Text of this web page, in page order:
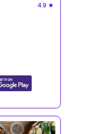
4.9 ★